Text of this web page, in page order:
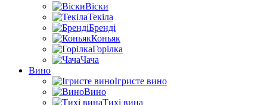
Віски
Текіла
Бренді
Коньяк
Горілка
Чача
Вино
Ігристе вино
Вино
Тихі вина